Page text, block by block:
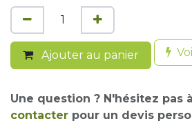
Ajouter au panier
Une question ? N'hésitez pas à
contacter pour un devis